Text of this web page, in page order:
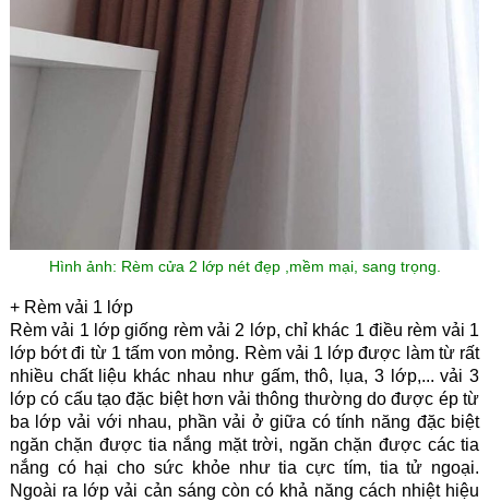
Hình ảnh: Rèm cửa 2 lớp nét đẹp ,mềm mại, sang trọng.
+ Rèm vải 1 lớp
Rèm vải 1 lớp giống rèm vải 2 lớp, chỉ khác 1 điều rèm vải 1
lớp bớt đi từ 1 tấm von mỏng. Rèm vải 1 lớp được làm từ rất
nhiều chất liệu khác nhau như gấm, thô, lụa, 3 lớp,... vải 3
lớp có cấu tạo đặc biệt hơn vải thông thường do được ép từ
ba lớp vải với nhau, phần vải ở giữa có tính năng đặc biệt
ngăn chặn được tia nắng mặt trời, ngăn chặn được các tia
nắng có hại cho sức khỏe như tia cực tím, tia tử ngoại.
Ngoài ra lớp vải cản sáng còn có khả năng cách nhiệt hiệu